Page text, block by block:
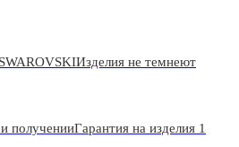
Изделия не темнеют
полученииГарантия на изделия 1